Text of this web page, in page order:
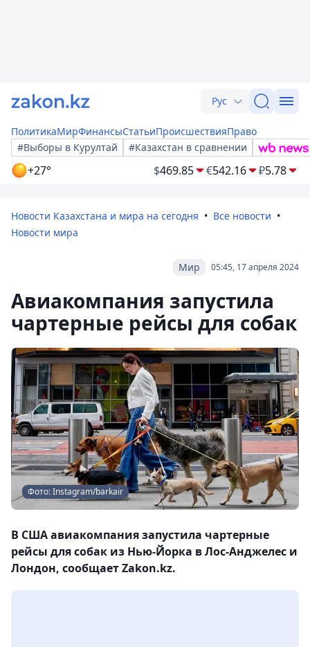
Рус
ПолитикаМирФинансыСтатьиПроисшествияПраво
#Выборы в Курултай
#Казахстан в сравнении
+27° $469.85 €542.16 ₽5.78
Новости Казахстана и мира на сегодня
Все новости
Новости мира
05:45, 17 апреля 2024
Мир
Авиакомпания запустила
чартерные рейсы для собак
Фото: Instagram/barkair
В США авиакомпания запустила чартерные
рейсы для собак из Нью-Йорка в Лос-Анджелес и
Лондон, сообщает Zakon.kz.